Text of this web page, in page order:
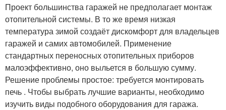
Проект большинства гаражей не предполагает монтаж
отопительной системы. В то же время низкая
температура зимой создаёт дискомфорт для владельцев
гаражей и самих автомобилей. Применение
стандартных переносных отопительных приборов
малоэффективно, оно выльется в большую сумму.
Решение проблемы простое: требуется монтировать
печь . Чтобы выбрать лучшие варианты, необходимо
изучить виды подобного оборудования для гаража.